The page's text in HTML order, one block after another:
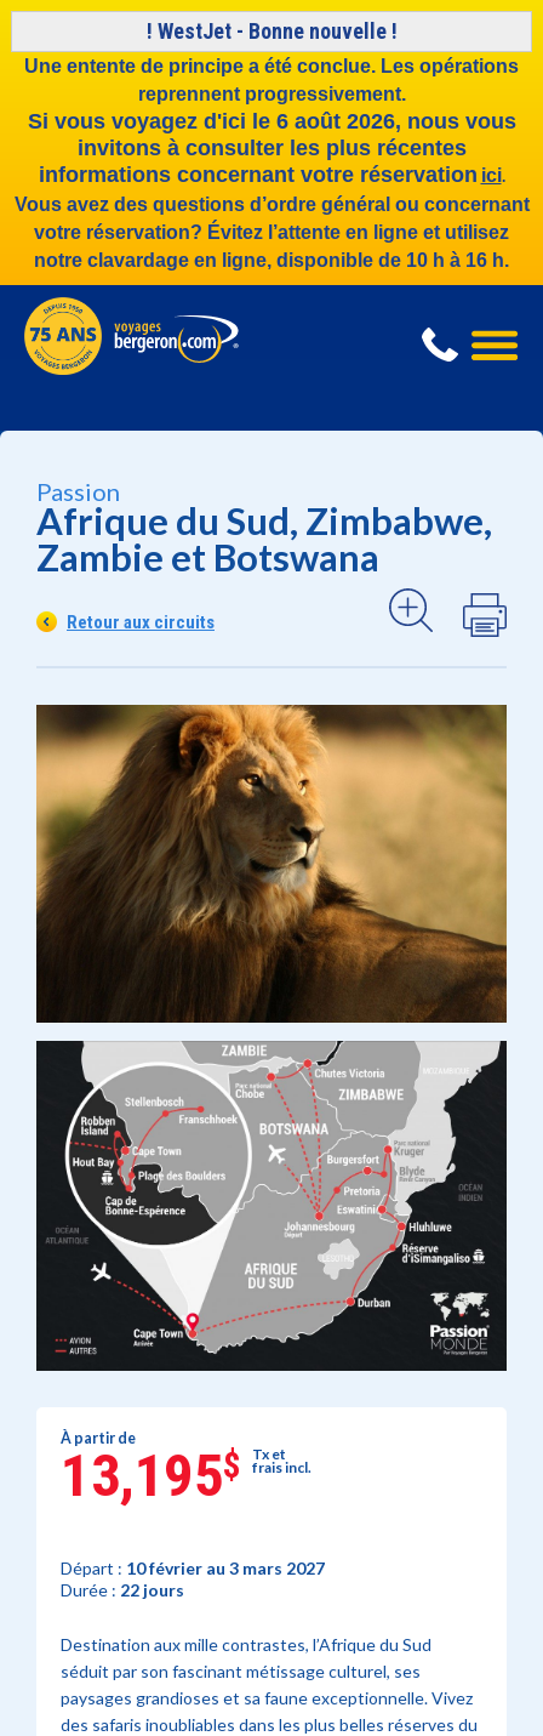
! WestJet - Bonne nouvelle​ !
Une entente de principe a été conclue. Les opérations
reprennent progressivement.
Si vous voyagez d'ici le 6 août 2026, nous vous
invitons à consulter les plus récentes
informations concernant votre réservation ici.
Vous avez des questions d’ordre général ou concernant
votre réservation? Évitez l’attente en ligne et utilisez
notre clavardage en ligne, disponible de 10 h à 16 h.
Passion
Afrique du Sud, Zimbabwe,
Zambie et Botswana
Retour aux circuits
À partir de
13,195$ Tx et
frais incl.
Départ : 10 février au 3 mars 2027
Durée : 22 jours
Destination aux mille contrastes, l’Afrique du Sud
séduit par son fascinant métissage culturel, ses
paysages grandioses et sa faune exceptionnelle. Vivez
des safaris inoubliables dans les plus belles réserves du